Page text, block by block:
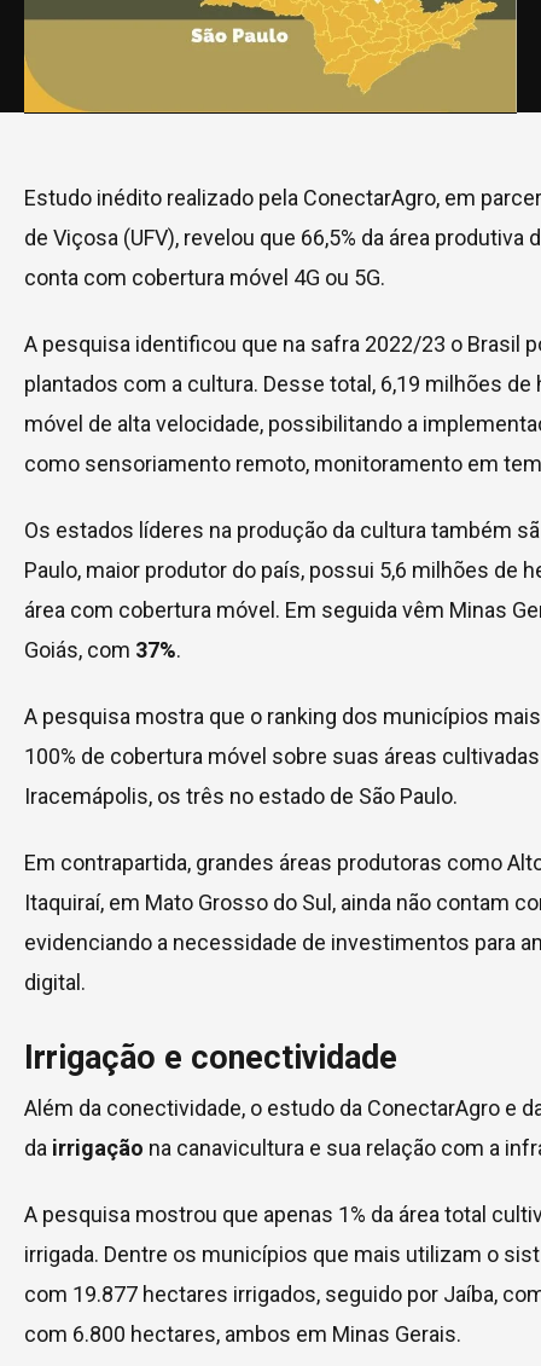
Estudo inédito realizado pela ConectarAgro, em
de Viçosa (UFV), revelou que 66,5% da área produtiva
conta com cobertura móvel 4G ou 5G.
A pesquisa identificou que na safra 2022/23 o Brasil
plantados com a cultura. Desse total, 6,19 milhões
móvel de alta velocidade, possibilitando a
como sensoriamento remoto, monitoramento em
Os estados líderes na produção da cultura também
Paulo, maior produtor do país, possui 5,6 milhões de
área com cobertura móvel. Em seguida vêm Minas
Goiás, com 37%.
A pesquisa mostra que o ranking dos municípios
100% de cobertura móvel sobre suas áreas
Iracemápolis, os três no estado de São Paulo.
Em contrapartida, grandes áreas produtoras como
Itaquiraí, em Mato Grosso do Sul, ainda não contam
evidenciando a necessidade de investimentos para
digital.
Irrigação e conectividade
Além da conectividade, o estudo da ConectarAgro e
da irrigação na canavicultura e sua relação com a
A pesquisa mostrou que apenas 1% da área total
irrigada. Dentre os municípios que mais utilizam o
com 19.877 hectares irrigados, seguido por Jaíba,
com 6.800 hectares, ambos em Minas Gerais.